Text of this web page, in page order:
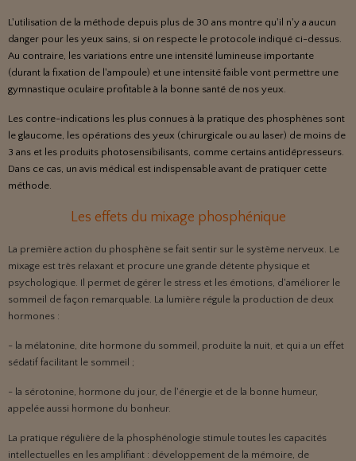
L'utilisation de la méthode depuis plus de 30 ans montre qu'il n'y a aucun
danger pour les yeux sains, si on respecte le protocole indiqué ci-dessus.
Au contraire, les variations entre une intensité lumineuse importante
(durant la fixation de l'ampoule) et une intensité faible vont permettre une
gymnastique oculaire profitable à la bonne santé de nos yeux.
Les contre-indications les plus connues à la pratique des phosphènes sont
le glaucome, les opérations des yeux (chirurgicale ou au laser) de moins de
3 ans et les produits photosensibilisants, comme certains antidépresseurs.
Dans ce cas, un avis médical est indispensable avant de pratiquer cette
méthode.
Les effets du mixage phosphénique
La première action du phosphène se fait sentir sur le système nerveux. Le
mixage est très relaxant et procure une grande détente physique et
psychologique. Il permet de gérer le stress et les émotions, d'améliorer le
sommeil de façon remarquable. La lumière régule la production de deux
hormones :
- la mélatonine, dite hormone du sommeil, produite la nuit, et qui a un effet
sédatif facilitant le sommeil ;
- la sérotonine, hormone du jour, de l'énergie et de la bonne humeur,
appelée aussi hormone du bonheur.
La pratique régulière de la phosphénologie stimule toutes les capacités
intellectuelles en les amplifiant : développement de la mémoire, de